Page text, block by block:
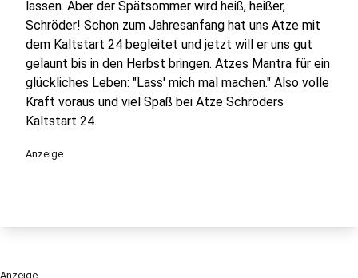
lassen. Aber der Spätsommer wird heiß, heißer,
Schröder! Schon zum Jahresanfang hat uns Atze mit
dem Kaltstart 24 begleitet und jetzt will er uns gut
gelaunt bis in den Herbst bringen. Atzes Mantra für ein
glückliches Leben: "Lass' mich mal machen." Also volle
Kraft voraus und viel Spaß bei Atze Schröders
Kaltstart 24.
Anzeige
Anzeige